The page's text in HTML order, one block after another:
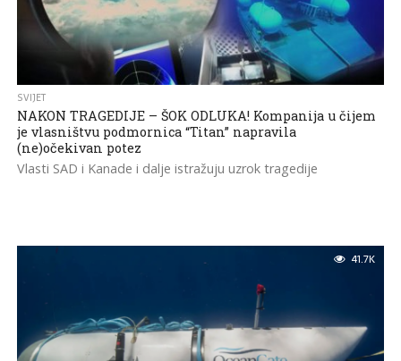
SVIJET
NAKON TRAGEDIJE – ŠOK ODLUKA! Kompanija u čijem
je vlasništvu podmornica “Titan” napravila
(ne)očekivan potez
Vlasti SAD i Kanade i dalje istražuju uzrok tragedije
41.7K